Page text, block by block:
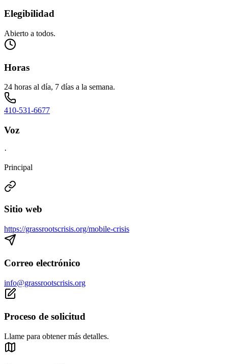
Elegibilidad
Abierto a todos.
Horas
24 horas al día, 7 días a la semana.
410-531-6677
Voz
·
Principal
Sitio web
https://grassrootscrisis.org/mobile-crisis
Correo electrónico
info@grassrootscrisis.org
Proceso de solicitud
Llame para obtener más detalles.